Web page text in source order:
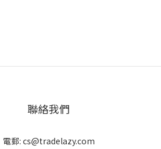
聯絡我們
電郵: cs@tradelazy.com